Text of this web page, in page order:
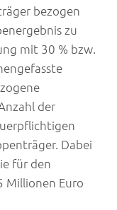
bezogen
zu
mit 30 % bzw.
der
Dabei
für den
Millionen Euro